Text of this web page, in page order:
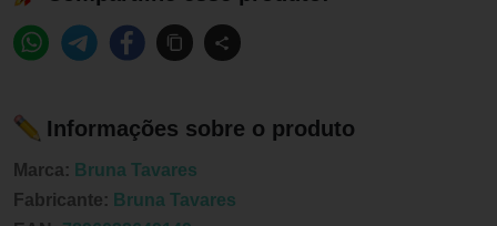
Informações sobre o produto
Marca: Bruna Tavares
Fabricante: Bruna Tavares